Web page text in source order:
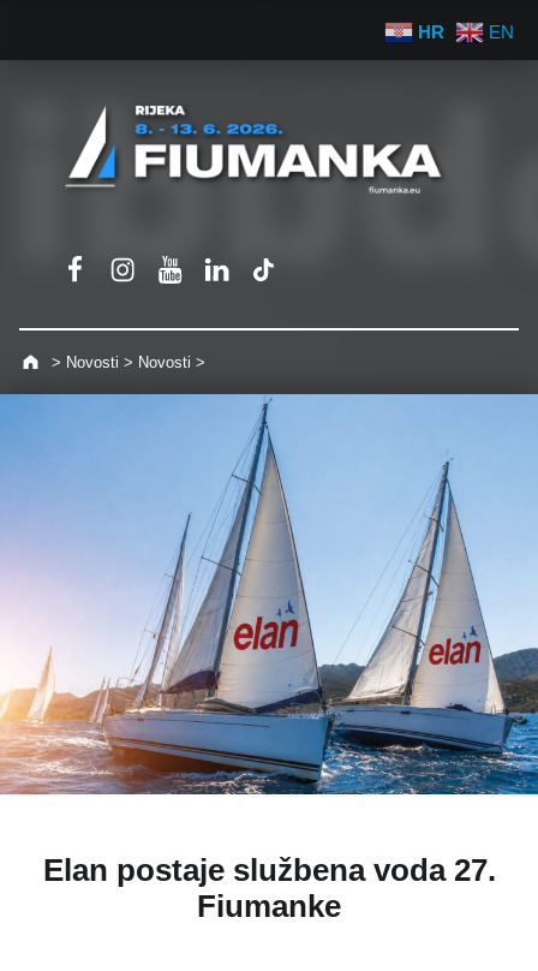
> Novosti > Novosti >
Elan postaje službena voda 27.
Fiumanke
HR EN